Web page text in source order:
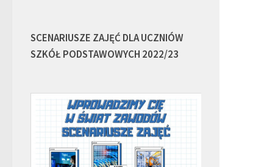
SCENARIUSZE ZAJĘĆ DLA UCZNIÓW
SZKÓŁ PODSTAWOWYCH 2022/23